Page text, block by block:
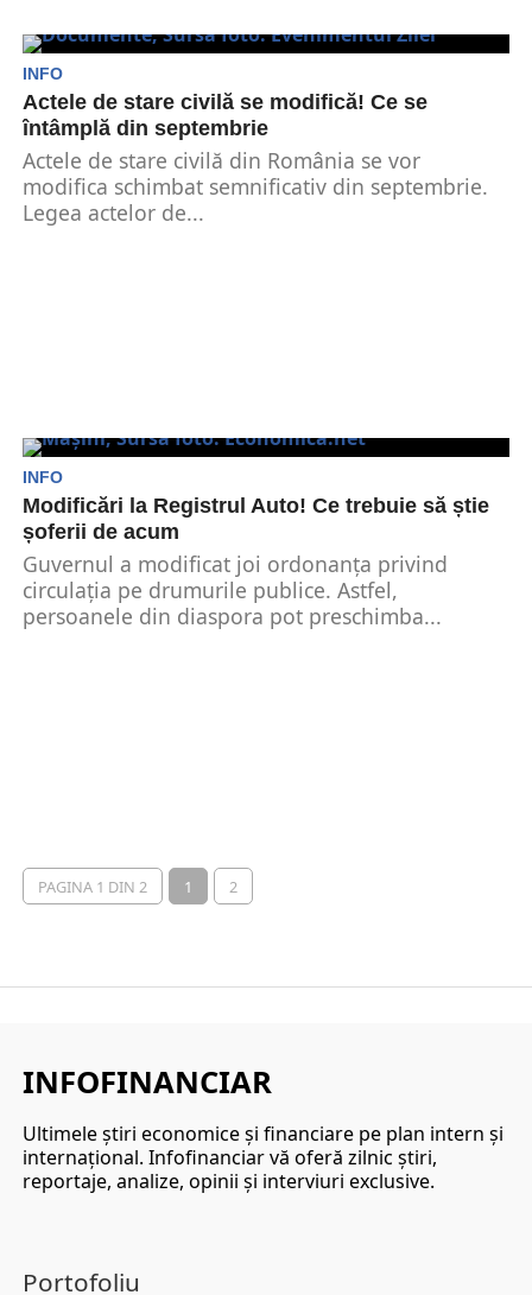
INFO
Actele de stare civilă se modifică! Ce se
întâmplă din septembrie
Actele de stare civilă din România se vor
modifica schimbat semnificativ din septembrie.
Legea actelor de...
INFO
Modificări la Registrul Auto! Ce trebuie să știe
șoferii de acum
Guvernul a modificat joi ordonanța privind
circulaţia pe drumurile publice. Astfel,
persoanele din diaspora pot preschimba...
PAGINA 1 DIN 2 1 2
INFOFINANCIAR
Ultimele ştiri economice şi financiare pe plan intern şi
internaţional. Infofinanciar vă oferă zilnic ştiri,
reportaje, analize, opinii şi interviuri exclusive.
Portofoliu